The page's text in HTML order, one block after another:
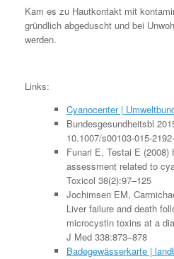
Kam es zu Hautkontakt mit
gründlich abgeduscht und bei
werden.
Links:
Cyanocenter |
Bundesgesundheitsbl
10.1007/s00103-015-
Funari E, Testai E (2008)
assessment related to
Toxicol 38(2):97–125
Jochimsen EM,
Liver failure and death
microcystin toxins at a
J Med 338:873–878
Badegewässerkarte |